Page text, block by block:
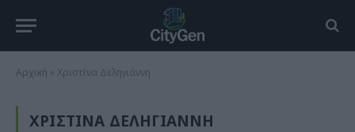
Αρχική Χριστίνα Δεληγιάννη
ΧΡΙΣΤΊΝΑ ΔΕΛΗΓΙΆΝΝΗ